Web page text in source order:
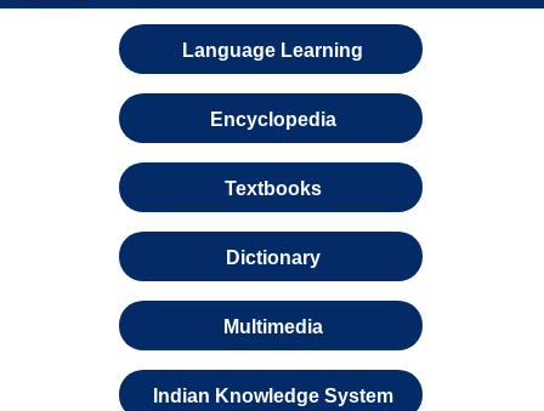
Language Learning
Encyclopedia
Textbooks
Dictionary
Multimedia
Indian Knowledge System